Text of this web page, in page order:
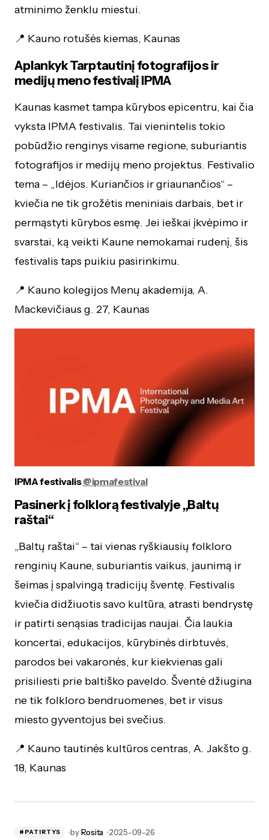
atminimo ženklu miestui.
📍 Kauno rotušės kiemas, Kaunas
Aplankyk Tarptautinį fotografijos ir
medijų meno festivalį IPMA
Kaunas kasmet tampa kūrybos epicentru, kai čia
vyksta IPMA festivalis. Tai vienintelis tokio
pobūdžio renginys visame regione, suburiantis
fotografijos ir medijų meno projektus. Festivalio
tema – „Idėjos. Kuriančios ir griaunančios“ –
kviečia ne tik grožėtis meniniais darbais, bet ir
permąstyti kūrybos esmę. Jei ieškai įkvėpimo ir
svarstai, ką veikti Kaune nemokamai rudenį, šis
festivalis taps puikiu pasirinkimu.
📍 Kauno kolegijos Menų akademija, A.
Mackevičiaus g. 27, Kaunas
IPMA festivalis@ipmafestival
Pasinerk į folklorą festivalyje „Baltų
raštai“
„Baltų raštai“ – tai vienas ryškiausių folkloro
renginių Kaune, suburiantis vaikus, jaunimą ir
šeimas į spalvingą tradicijų šventę. Festivalis
kviečia didžiuotis savo kultūra, atrasti bendrystę
ir patirti senąsias tradicijas naujai. Čia laukia
koncertai, edukacijos, kūrybinės dirbtuvės,
parodos bei vakaronės, kur kiekvienas gali
prisiliesti prie baltiško paveldo. Šventė džiugina
ne tik folkloro bendruomenes, bet ir visus
miesto gyventojus bei svečius.
📍 Kauno tautinės kultūros centras, A. Jakšto g.
18, Kaunas
#PATIRTYS by Rosita 2025-09-26